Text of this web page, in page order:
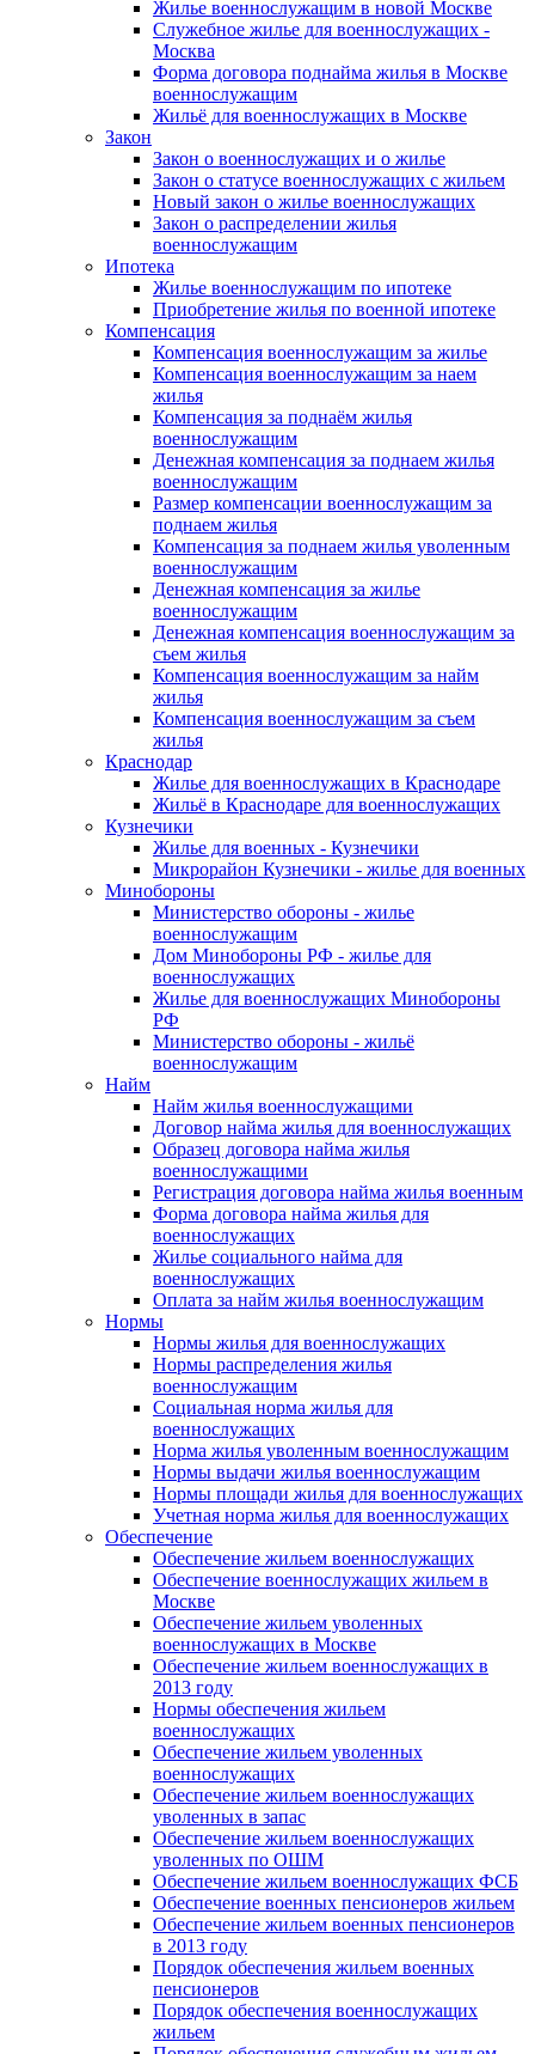
Жилье военнослужащим в новой Москве
Служебное жилье для военнослужащих -
Москва
Форма договора поднайма жилья в Москве
военнослужащим
Жильё для военнослужащих в Москве
Закон
Закон о военнослужащих и о жилье
Закон о статусе военнослужащих с жильем
Новый закон о жилье военнослужащих
Закон о распределении жилья
военнослужащим
Ипотека
Жилье военнослужащим по ипотеке
Приобретение жилья по военной ипотеке
Компенсация
Компенсация военнослужащим за жилье
Компенсация военнослужащим за наем
жилья
Компенсация за поднаём жилья
военнослужащим
Денежная компенсация за поднаем жилья
военнослужащим
Размер компенсации военнослужащим за
поднаем жилья
Компенсация за поднаем жилья уволенным
военнослужащим
Денежная компенсация за жилье
военнослужащим
Денежная компенсация военнослужащим за
съем жилья
Компенсация военнослужащим за найм
жилья
Компенсация военнослужащим за съем
жилья
Краснодар
Жилье для военнослужащих в Краснодаре
Жильё в Краснодаре для военнослужащих
Кузнечики
Жилье для военных - Кузнечики
Микрорайон Кузнечики - жилье для военных
Минобороны
Министерство обороны - жилье
военнослужащим
Дом Минобороны РФ - жилье для
военнослужащих
Жилье для военнослужащих Минобороны
РФ
Министерство обороны - жильё
военнослужащим
Найм
Найм жилья военнослужащими
Договор найма жилья для военнослужащих
Образец договора найма жилья
военнослужащими
Регистрация договора найма жилья военным
Форма договора найма жилья для
военнослужащих
Жилье социального найма для
военнослужащих
Оплата за найм жилья военнослужащим
Нормы
Нормы жилья для военнослужащих
Нормы распределения жилья
военнослужащим
Социальная норма жилья для
военнослужащих
Норма жилья уволенным военнослужащим
Нормы выдачи жилья военнослужащим
Нормы площади жилья для военнослужащих
Учетная норма жилья для военнослужащих
Обеспечение
Обеспечение жильем военнослужащих
Обеспечение военнослужащих жильем в
Москве
Обеспечение жильем уволенных
военнослужащих в Москве
Обеспечение жильем военнослужащих в
2013 году
Нормы обеспечения жильем
военнослужащих
Обеспечение жильем уволенных
военнослужащих
Обеспечение жильем военнослужащих
уволенных в запас
Обеспечение жильем военнослужащих
уволенных по ОШМ
Обеспечение жильем военнослужащих ФСБ
Обеспечение военных пенсионеров жильем
Обеспечение жильем военных пенсионеров
в 2013 году
Порядок обеспечения жильем военных
пенсионеров
Порядок обеспечения военнослужащих
жильем